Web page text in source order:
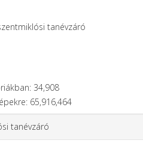
tanévzáró
34,908
65,916,464
tanévzáró